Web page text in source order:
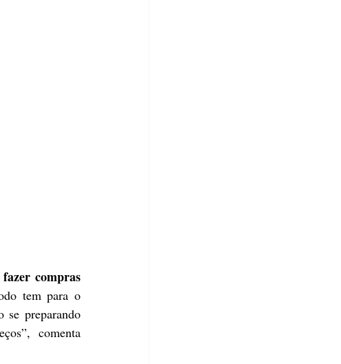
compras
tem para o
se preparando
comenta